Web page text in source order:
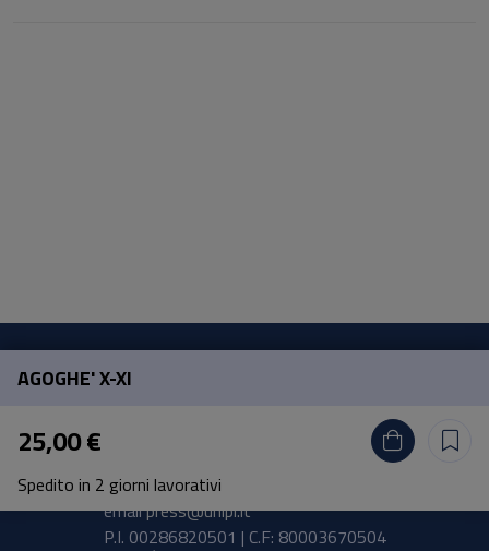
AGOGHE' X-XI
25,00 €
Spedito in 2 giorni lavorativi
Pisa University Press
Lungarno Pacinotti 43/44 56126 Pisa
tel.+39 050 2212056
emailpress@unipi.it
P.I. 00286820501 | C.F: 80003670504